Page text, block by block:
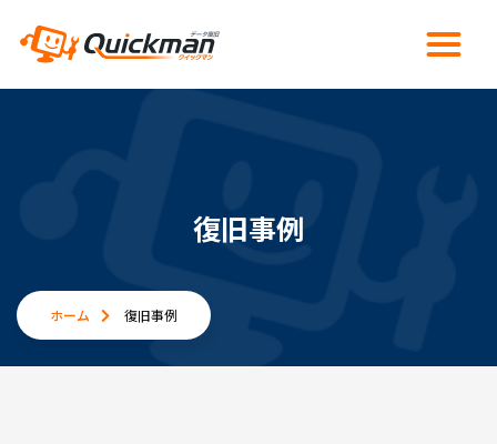
復旧事例
ホーム 復旧事例